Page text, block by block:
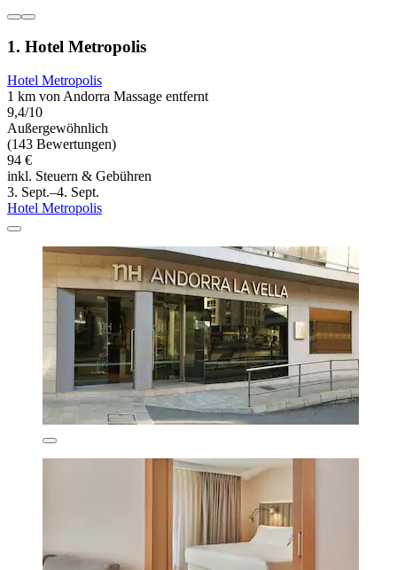
1. Hotel Metropolis
Hotel Metropolis
1 km von Andorra Massage entfernt
9,4/10
Außergewöhnlich
(143 Bewertungen)
94 €
inkl. Steuern & Gebühren
3. Sept.–4. Sept.
Hotel Metropolis